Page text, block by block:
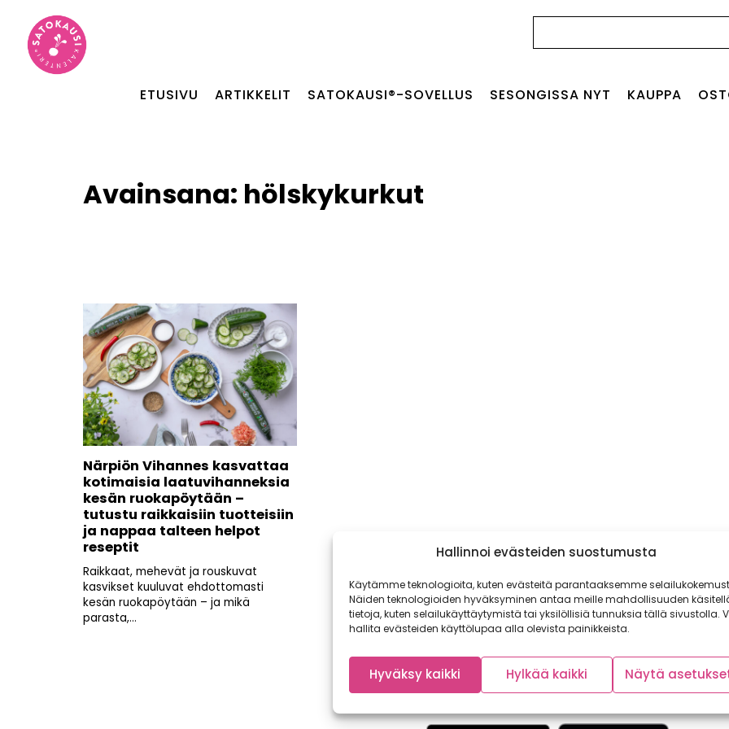
Hallinnoi evästeiden suostumusta
Käytämme teknologioita, kuten evästeitä parantaaksemme
Näiden teknologioiden hyväksyminen antaa meille mahdollisuuden
tietoja, kuten selailukäyttäytymistä tai yksilöllisiä tunnuksia tällä sivustolla.
hallita evästeiden käyttölupaa alla olevista painikkeista.
Hyväksy kaikki Hylkää kaikki Näytä
ETUSIVU ARTIKKELIT SATOKAUSI®-SOVELLUS SESONGISSA NYT KAUPPA
Avainsana: hölskykurkut
Närpiön Vihannes kasvattaa
kotimaisia laatuvihanneksia
kesän ruokapöytään –
tutustu raikkaisiin tuotteisiin
ja nappaa talteen helpot
reseptit
Raikkaat, mehevät ja rouskuvat
kasvikset kuuluvat ehdottomasti
kesän ruokapöytään – ja mikä
parasta,...